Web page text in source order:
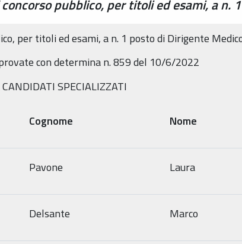
pubblico, per titoli ed esami, a
per titoli ed esami, a n. 1 posto di Dirigente
con determina n. 859 del 10/6/2022
SPECIALIZZATI
Cognome Nome
Pavone Laura
Delsante Marco